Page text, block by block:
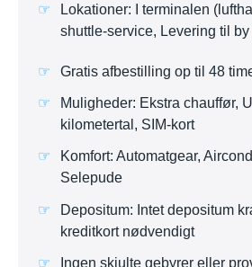
Lokationer: I terminalen
shuttle-service, Levering til by
Gratis afbestilling op til 48
Muligheder: Ekstra chauffør,
kilometertal, SIM-kort
Komfort: Automatgear,
Selepude
Depositum: Intet depositum
kreditkort nødvendigt
Ingen skjulte gebyrer eller